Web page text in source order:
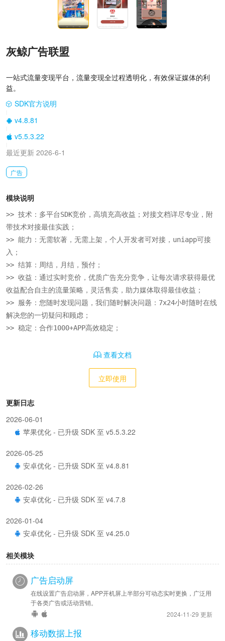
灰鲸广告联盟
一站式流量变现平台，流量变现全过程透明化，有效保证媒体的利
益。
SDK官方说明
v4.8.81
v5.5.3.22
最近更新 2026-6-1
广告
模块说明
>> 技术：多平台SDK竞价，高填充高收益；对接文档详尽专业，附
带技术对接最佳实践；
>> 能力：无需软著，无需上架，个人开发者可对接，uniapp可接
入；
>> 结算：周结，月结，预付；
>> 收益：通过实时竞价，优质广告充分竞争，让每次请求获得最优
收益配合自主的流量策略，灵活售卖，助力媒体取得最佳收益；
>> 服务：您随时发现问题，我们随时解决问题：7x24小时随时在线
解决您的一切疑问和顾虑；
>> 稳定：合作1000+APP高效稳定；
查看文档
立即使用
更新日志
2026-06-01
苹果优化 - 已升级 SDK 至 v5.5.3.22
2026-05-25
安卓优化 - 已升级 SDK 至 v4.8.81
2026-02-26
安卓优化 - 已升级 SDK 至 v4.7.8
2026-01-04
安卓优化 - 已升级 SDK 至 v4.25.0
2025-10-16
安卓优化 - 已升级 SDK 至 v3.3.0
2025-09-19
安卓优化 - 已升级 SDK 至 v3.1.0
安卓优化 - 已升级 SDK 至 v3.0.5
相关模块
广告启动屏
在线设置广告启动屏，APP开机屏上半部分可动态实时更换，广泛用
于各类广告或活动营销。
2024-11-29 更新
移动数据上报